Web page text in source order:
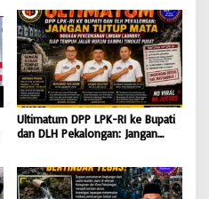
Ultimatum DPP LPK-RI ke Bupati
dan DLH Pekalongan: Jangan
Jalur Hukum Sampai Tingkat
Pusat